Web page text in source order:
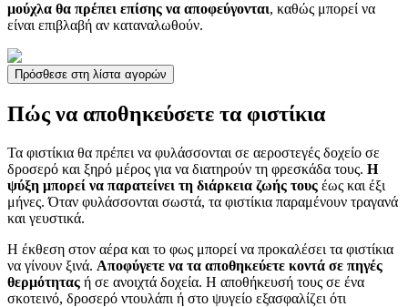
μούχλα θα πρέπει επίσης να αποφεύγονται, καθώς μπορεί να
είναι επιβλαβή αν καταναλωθούν.
Πρόσθεσε στη λίστα αγορών
Πώς να αποθηκεύσετε τα φιστίκια
Τα φιστίκια θα πρέπει να φυλάσσονται σε αεροστεγές δοχείο σε
δροσερό και ξηρό μέρος για να διατηρούν τη φρεσκάδα τους. Η
ψύξη μπορεί να παρατείνει τη διάρκεια ζωής τους έως και έξι
μήνες. Όταν φυλάσσονται σωστά, τα φιστίκια παραμένουν τραγανά
και γευστικά.
Η έκθεση στον αέρα και το φως μπορεί να προκαλέσει τα φιστίκια
να γίνουν ξινά. Αποφύγετε να τα αποθηκεύετε κοντά σε πηγές
θερμότητας ή σε ανοιχτά δοχεία. Η αποθήκευσή τους σε ένα
σκοτεινό, δροσερό ντουλάπι ή στο ψυγείο εξασφαλίζει ότι